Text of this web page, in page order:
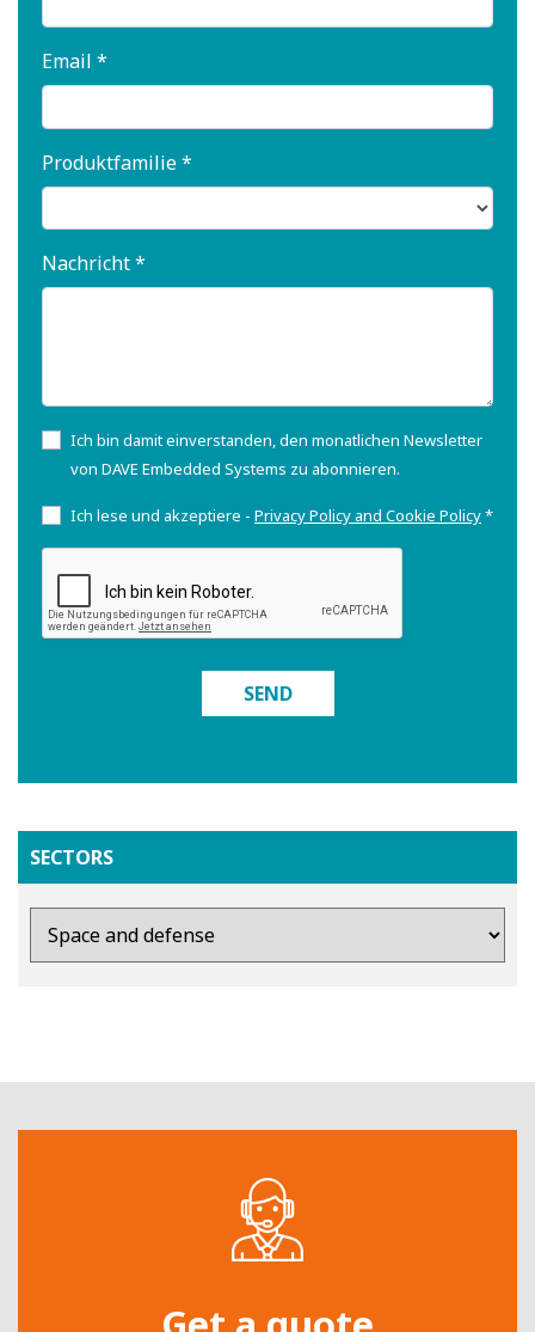
SECTORS
Email *
Produktfamilie *
Nachricht *
Ich bin damit einverstanden, den monatlichen Newsletter
von DAVE Embedded Systems zu abonnieren.
Ich lese und akzeptiere - Privacy Policy and Cookie Policy*
SEND